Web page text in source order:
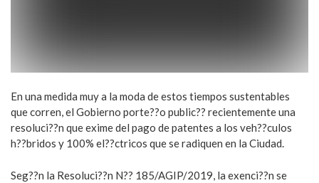
En una medida muy a la moda de estos tiempos sustentables
que corren, el Gobierno porte??o public?? recientemente una
resoluci??n que exime del pago de patentes a los veh??culos
h??bridos y 100% el??ctricos que se radiquen en la Ciudad.
Seg??n la Resoluci??n N?? 185/AGIP/2019, la exenci??n se